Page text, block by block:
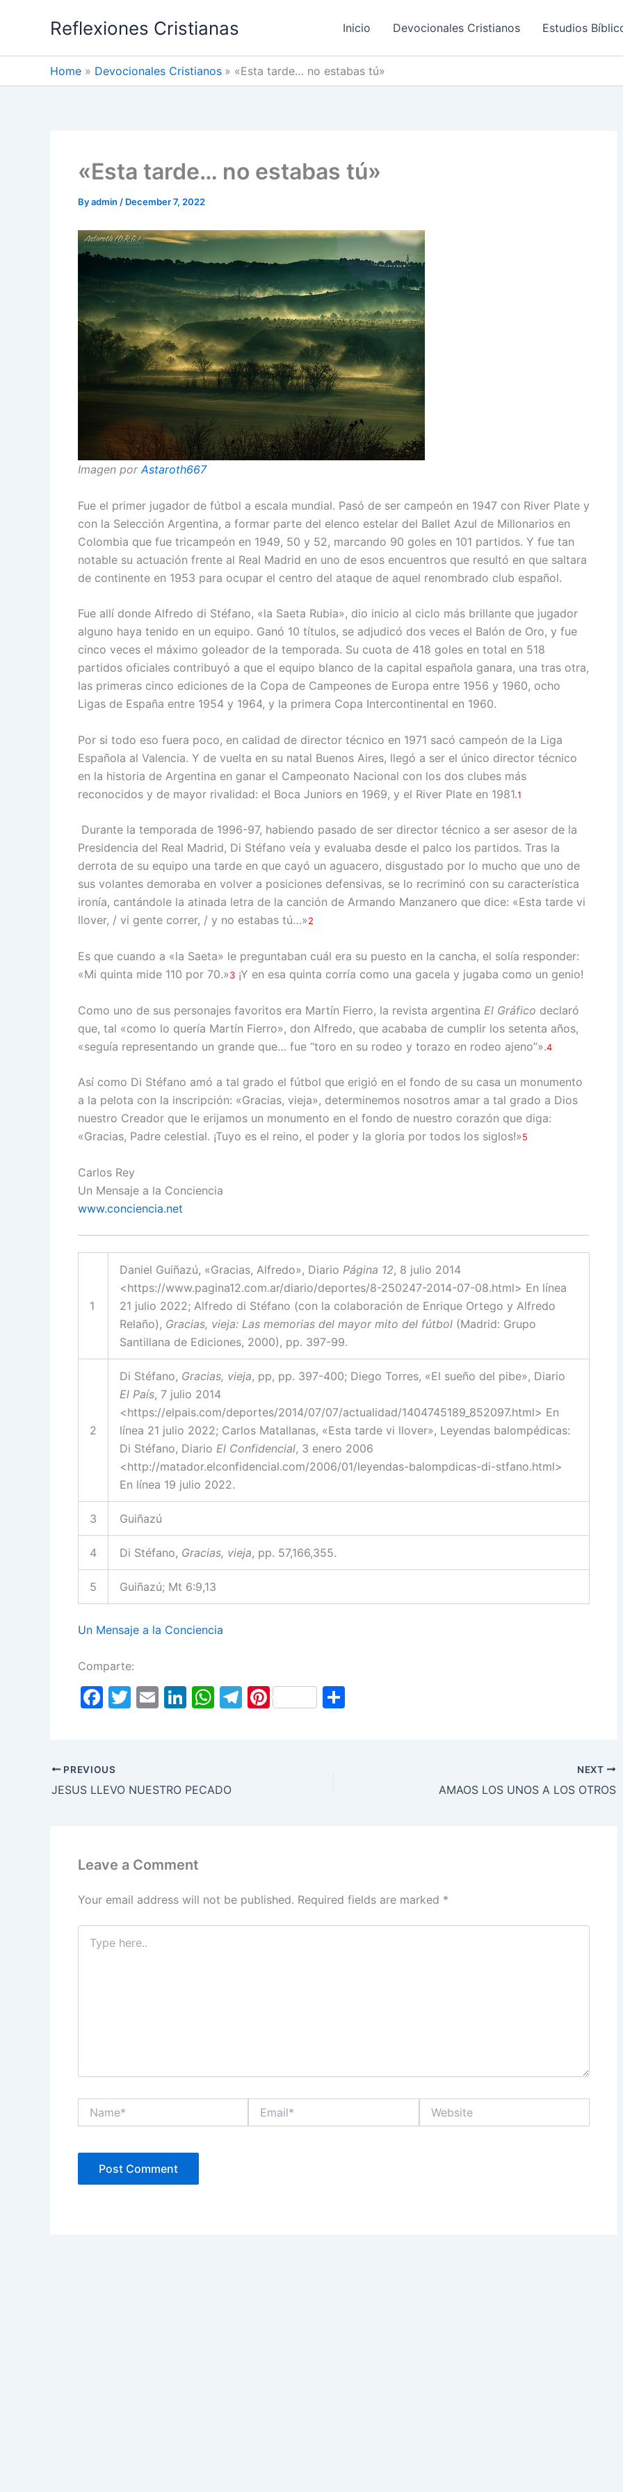
Reflexiones Cristianas Inicio Devocionales Cristianos Estudios
Home Devocionales Cristianos «Esta tarde… no estabas tú»
«Esta tarde… no estabas tú»
Byadmin / December 7, 2022
Imagen porAstaroth667
Fue el primer jugador de fútbol a escala mundial. Pasó de ser campeón en 1947 con River Plate y
con la Selección Argentina, a formar parte del elenco estelar del Ballet Azul de Millonarios en
Colombia que fue tricampeón en 1949, 50 y 52, marcando 90 goles en 101 partidos. Y fue tan
notable su actuación frente al Real Madrid en uno de esos encuentros que resultó en que saltara
de continente en 1953 para ocupar el centro del ataque de aquel renombrado club español.
Fue allí donde Alfredo di Stéfano, «la Saeta Rubia», dio inicio al ciclo más brillante que jugador
alguno haya tenido en un equipo. Ganó 10 títulos, se adjudicó dos veces el Balón de Oro, y fue
cinco veces el máximo goleador de la temporada. Su cuota de 418 goles en total en 518
partidos oficiales contribuyó a que el equipo blanco de la capital española ganara, una tras otra,
las primeras cinco ediciones de la Copa de Campeones de Europa entre 1956 y 1960, ocho
Ligas de España entre 1954 y 1964, y la primera Copa Intercontinental en 1960.
Por si todo eso fuera poco, en calidad de director técnico en 1971 sacó campeón de la Liga
Española al Valencia. Y de vuelta en su natal Buenos Aires, llegó a ser el único director técnico
en la historia de Argentina en ganar el Campeonato Nacional con los dos clubes más
reconocidos y de mayor rivalidad: el Boca Juniors en 1969, y el River Plate en 1981.1
Durante la temporada de 1996-97, habiendo pasado de ser director técnico a ser asesor de la
Presidencia del Real Madrid, Di Stéfano veía y evaluaba desde el palco los partidos. Tras la
derrota de su equipo una tarde en que cayó un aguacero, disgustado por lo mucho que uno de
sus volantes demoraba en volver a posiciones defensivas, se lo recriminó con su característica
ironía, cantándole la atinada letra de la canción de Armando Manzanero que dice: «Esta tarde vi
llover, / vi gente correr, / y no estabas tú…»2
Es que cuando a «la Saeta» le preguntaban cuál era su puesto en la cancha, el solía responder:
«Mi quinta mide 110 por 70.»3 ¡Y en esa quinta corría como una gacela y jugaba como un genio!
Como uno de sus personajes favoritos era Martín Fierro, la revista argentina El Gráfico declaró
que, tal «como lo quería Martín Fierro», don Alfredo, que acababa de cumplir los setenta años,
«seguía representando un grande que… fue “toro en su rodeo y torazo en rodeo ajeno”».4
Así como Di Stéfano amó a tal grado el fútbol que erigió en el fondo de su casa un monumento
a la pelota con la inscripción: «Gracias, vieja», determinemos nosotros amar a tal grado a Dios
nuestro Creador que le erijamos un monumento en el fondo de nuestro corazón que diga:
«Gracias, Padre celestial. ¡Tuyo es el reino, el poder y la gloria por todos los siglos!»5
Carlos Rey
Un Mensaje a la Conciencia
www.conciencia.net
1
Daniel Guiñazú, «Gracias, Alfredo», Diario Página 12, 8 julio 2014
<https://www.pagina12.com.ar/diario/deportes/8-250247-2014-07-08.html> En línea
21 julio 2022; Alfredo di Stéfano (con la colaboración de Enrique Ortego y Alfredo
Relaño), Gracias, vieja: Las memorias del mayor mito del fútbol (Madrid: Grupo
Santillana de Ediciones, 2000), pp. 397-99.
2
Di Stéfano, Gracias, vieja, pp, pp. 397-400; Diego Torres, «El sueño del pibe», Diario
El País, 7 julio 2014
<https://elpais.com/deportes/2014/07/07/actualidad/1404745189_852097.html> En
línea 21 julio 2022; Carlos Matallanas, «Esta tarde vi llover», Leyendas balompédicas:
Di Stéfano, Diario El Confidencial, 3 enero 2006
<http://matador.elconfidencial.com/2006/01/leyendas-balompdicas-di-stfano.html>
En línea 19 julio 2022.
3 Guiñazú
4 Di Stéfano, Gracias, vieja, pp. 57,166,355.
5 Guiñazú; Mt 6:9,13
Un Mensaje a la Conciencia
Comparte:
F
e
b
T
E
Li
dI
W
A
T Pi
PREVIOUS
JESUS LLEVO NUESTRO PECADO
NEXT
AMAOS LOS UNOS A LOS OTROS
Leave a Comment
Your email address will not be published. Required fields are marked *
Type
here..